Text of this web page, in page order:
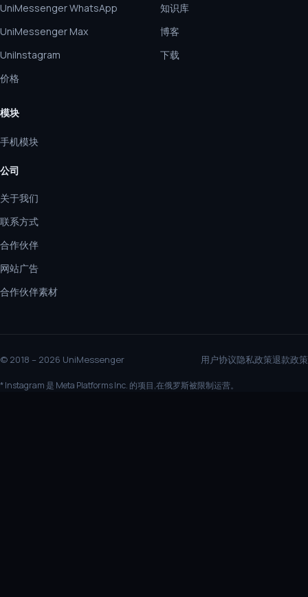
UniMessenger WhatsApp
UniMessenger Max
UniInstagram
价格
模块
手机模块
知识库
博客
下载
公司
关于我们
联系方式
合作伙伴
网站广告
合作伙伴素材
© 2018 – 2026 UniMessenger 用户协议隐私政策退款政策
* Instagram 是 Meta Platforms Inc. 的项目,在俄罗斯被限制运营。